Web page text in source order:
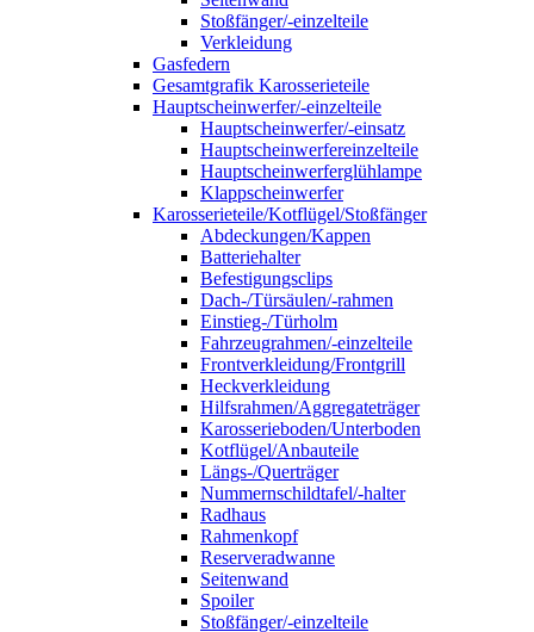
Stoßfänger/-einzelteile
Verkleidung
Gasfedern
Gesamtgrafik Karosserieteile
Hauptscheinwerfer/-einzelteile
Hauptscheinwerfer/-einsatz
Hauptscheinwerfereinzelteile
Hauptscheinwerferglühlampe
Klappscheinwerfer
Karosserieteile/Kotflügel/Stoßfänger
Abdeckungen/Kappen
Batteriehalter
Befestigungsclips
Dach-/Türsäulen/-rahmen
Einstieg-/Türholm
Fahrzeugrahmen/-einzelteile
Frontverkleidung/Frontgrill
Heckverkleidung
Hilfsrahmen/Aggregateträger
Karosserieboden/Unterboden
Kotflügel/Anbauteile
Längs-/Querträger
Nummernschildtafel/-halter
Radhaus
Rahmenkopf
Reserveradwanne
Seitenwand
Spoiler
Stoßfänger/-einzelteile